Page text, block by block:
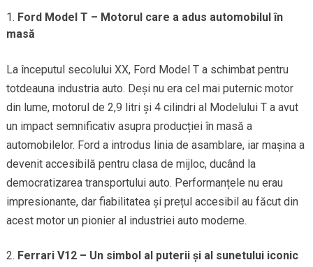
Ford Model T – Motorul care a adus automobilul în
masă
La începutul secolului XX, Ford Model T a schimbat pentru
totdeauna industria auto. Deși nu era cel mai puternic motor
din lume, motorul de 2,9 litri și 4 cilindri al Modelului T a avut
un impact semnificativ asupra producției în masă a
automobilelor. Ford a introdus linia de asamblare, iar mașina a
devenit accesibilă pentru clasa de mijloc, ducând la
democratizarea transportului auto. Performanțele nu erau
impresionante, dar fiabilitatea și prețul accesibil au făcut din
acest motor un pionier al industriei auto moderne.
Ferrari V12 – Un simbol al puterii și al sunetului iconic